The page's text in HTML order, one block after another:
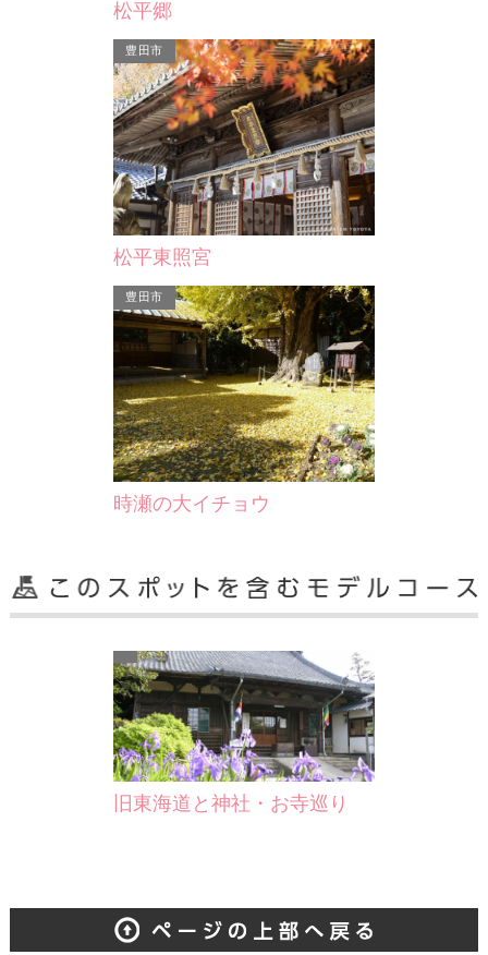
旧糟谷邸
糟谷（かすや）家は代々縫右衛門（ぬ
いえもん）を名乗り、吉良の大地主と
して三河木綿問屋、金融…
松平郷
豊田市
松平東照宮
豊田市
時瀬の大イチョウ
旧東海道と神社・お寺巡り